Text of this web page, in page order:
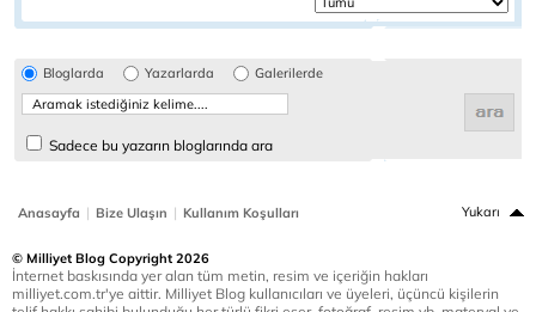
Bloglarda Yazarlarda Galerilerde
Sadece bu yazarın bloglarında ara
Anasayfa | Bize Ulaşın | Kullanım Koşulları Yukarı
© Milliyet Blog Copyright 2026
İnternet baskısında yer alan tüm metin, resim ve içeriğin hakları
milliyet.com.tr'ye aittir. Milliyet Blog kullanıcıları ve üyeleri, üçüncü kişilerin